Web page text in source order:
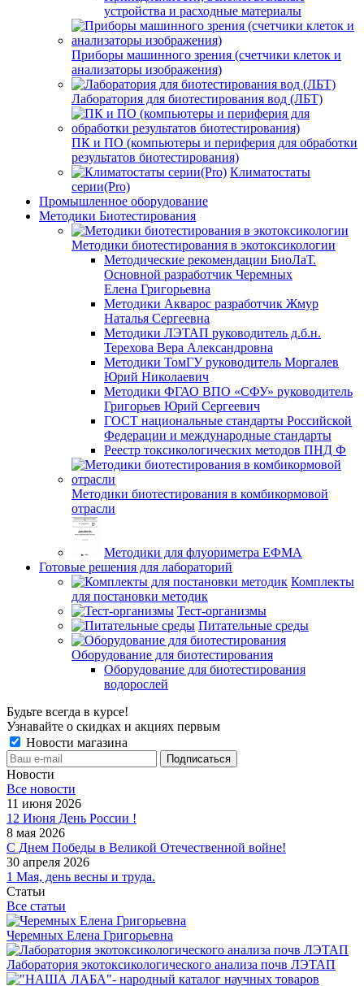
устройства и расходные материалы
Приборы машинного зрения (счетчики клеток и
анализаторы изображения)
Лаборатория для биотестирования вод (ЛБТ)
ПК и ПО (компьютеры и периферия для обработки
результатов биотестирования)
Климатостаты
серии(Pro)
Промышленное оборудование
Методики Биотестирования
Методики биотестирования в экотоксикологии
Методические рекомендации БиоЛаТ.
Основной разработчик Черемных
Елена Григорьевна
Методики Акварос разработчик Жмур
Наталья Сергеевна
Методики ЛЭТАП руководитель д.б.н.
Терехова Вера Александровна
Методики ТомГУ руководитель Моргалев
Юрий Николаевич
Методики ФГАО ВПО «СФУ» руководитель
Григорьев Юрий Сергеевич
ГОСТ национальные стандарты Российской
Федерации и международные стандарты
Реестр токсикологических методов ПНД Ф
Методики биотестирования в комбикормовой
отрасли
Методики для флуориметра ЕФМА
Готовые решения для лабораторий
Комплекты
для постановки методик
Тест-организмы
Питательные среды
Оборудование для биотестирования
Оборудование для биотестирования
водорослей
Будьте всегда в курсе!
Узнавайте о скидках и акциях первым
Новости магазина
Новости
Все новости
11 июня 2026
12 Июня День России !
8 мая 2026
С Днем Победы в Великой Отечественной войне!
30 апреля 2026
1 Мая, день весны и труда.
Статьи
Все статьи
Черемных Елена Григорьевна
Лаборатория экотоксикологического анализа почв ЛЭТАП